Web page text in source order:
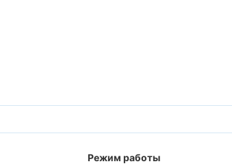
Режим работы